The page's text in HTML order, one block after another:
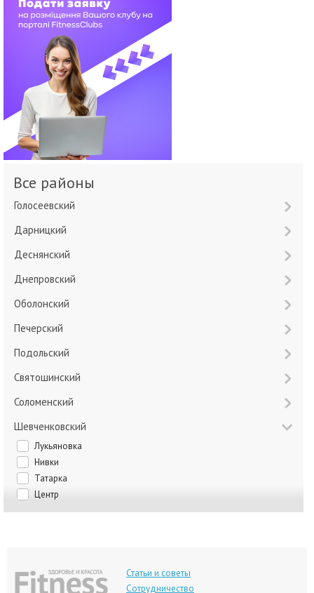
Все районы
Голосеевский
Дарницкий
Деснянский
Днепровский
Оболонский
Печерский
Подольский
Святошинский
Соломенский
Шевченковский
Лукьяновка
Нивки
Татарка
Центр
Статьи и советы
Сотрудничество